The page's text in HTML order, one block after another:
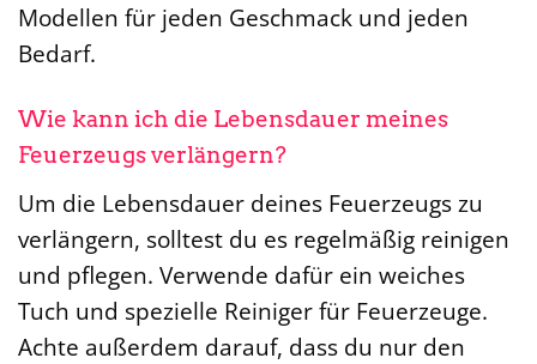
Modellen für jeden Geschmack und jeden
Bedarf.
Wie kann ich die Lebensdauer meines
Feuerzeugs verlängern?
Um die Lebensdauer deines Feuerzeugs zu
verlängern, solltest du es regelmäßig reinigen
und pflegen. Verwende dafür ein weiches
Tuch und spezielle Reiniger für Feuerzeuge.
Achte außerdem darauf, dass du nur den